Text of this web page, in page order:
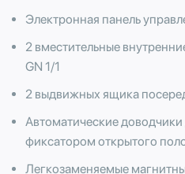
Электронная панель
2 вместительные
GN 1/1
2 выдвижных ящика
Автоматические доводчики
фиксатором открытого
Легкозаменяемые